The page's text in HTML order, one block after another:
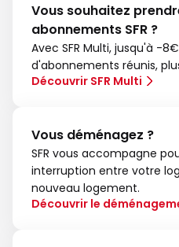
Vous souhaitez
abonnements SFR ?
Avec SFR Multi, jusqu'à -
d'abonnements réunis,
Découvrir SFR Multi
Vous déménagez ?
SFR vous accompagne
interruption entre votre
nouveau logement.
Découvrir le